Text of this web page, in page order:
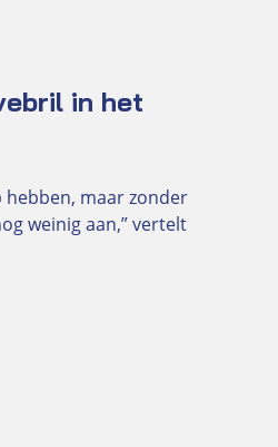
in het
hebben, maar zonder
weinig aan,” vertelt